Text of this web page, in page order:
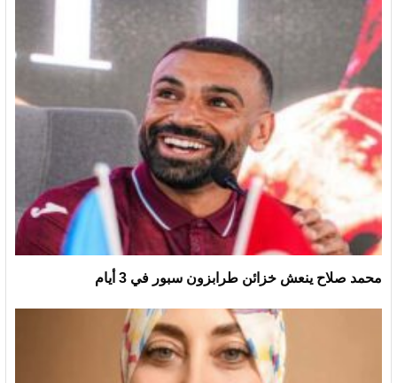
محمد صلاح ينعش خزائن طرابزون سبور في 3 أيام